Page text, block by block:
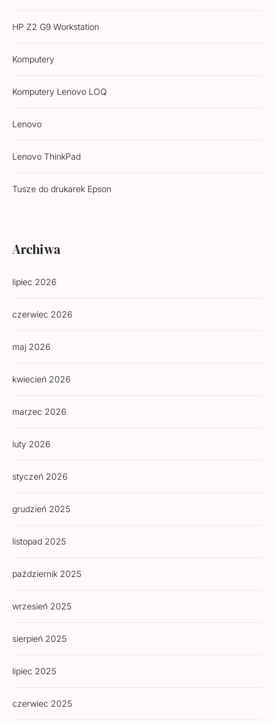
HP Z2 G9 Workstation
Komputery
Komputery Lenovo LOQ
Lenovo
Lenovo ThinkPad
Tusze do drukarek Epson
Archiwa
lipiec 2026
czerwiec 2026
maj 2026
kwiecień 2026
marzec 2026
luty 2026
styczeń 2026
grudzień 2025
listopad 2025
październik 2025
wrzesień 2025
sierpień 2025
lipiec 2025
czerwiec 2025